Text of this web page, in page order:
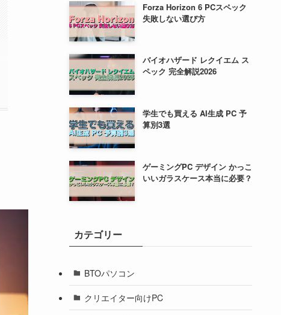
Forza Horizon 6 PCスペック
失敗しない選び方
バイオハザード レクイエム ス
ペック 完全解説2026
学生でも買える AI生成 PC 予
算別3選
ゲーミングPC デザイン かっこ
いいガラスケース本当に必要？
カテゴリー
BTOパソコン
クリエイター向けPC